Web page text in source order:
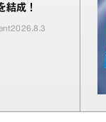
結成！
2026.8.3